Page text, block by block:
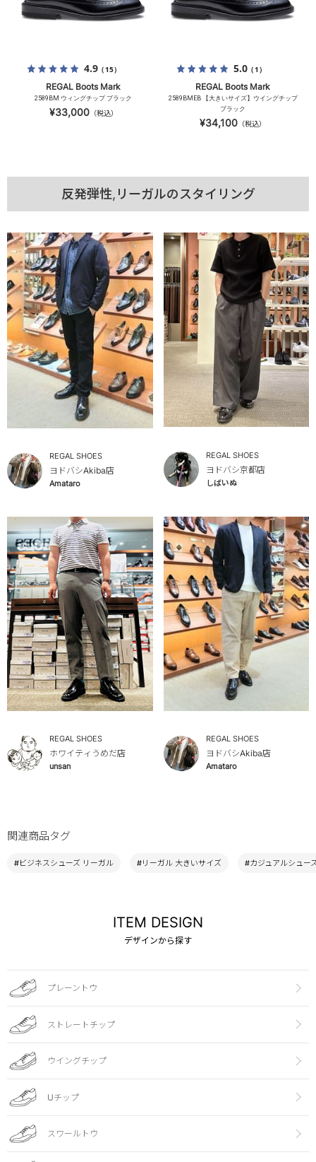
4.9（15）
REGAL Boots Mark
2589BM ウィングチップ ブラック
¥33,000（税込）
5.0（1）
REGAL Boots Mark
2589BMEB 【大きいサイズ】ウイングチップ
ブラック
¥34,100 （税込）
反発弾性,リーガルのスタイリング
REGAL SHOES
ヨドバシAkiba店
Amataro
REGAL SHOES
ヨドバシ京都店
しばいぬ
REGAL SHOES
ホワイティうめだ店
unsan
REGAL SHOES
ヨドバシAkiba店
Amataro
関連商品タグ
#ビジネスシューズ リーガル #リーガル 大きいサイズ #カジュアルシュー
ITEM DESIGN
デザインから探す
プレーントウ
ストレートチップ
ウイングチップ
Uチップ
スワールトウ